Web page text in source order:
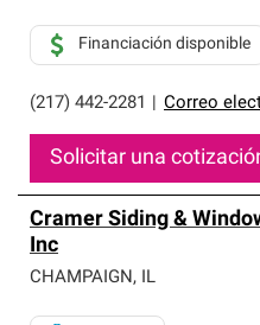
Solo ellos pueden ofrecer
sistemas de techos.
(217) 442-2281 Correo
Financiación disponible
Solicitar una
Cramer Siding &
Inc
CHAMPAIGN, IL